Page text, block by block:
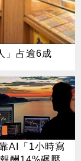
」占逾6成
AI「1小時寫